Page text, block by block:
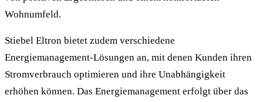
Wohnumfeld.
Stiebel Eltron bietet zudem verschiedene
Energiemanagement-Lösungen an, mit denen Kunden ihren
Stromverbrauch optimieren und ihre Unabhängigkeit
erhöhen können. Das Energiemanagement erfolgt über das